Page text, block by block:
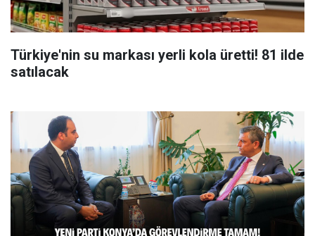
Türkiye'nin su markası yerli kola üretti! 81 ilde
satılacak